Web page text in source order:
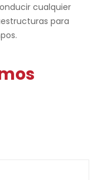
cualquier
para